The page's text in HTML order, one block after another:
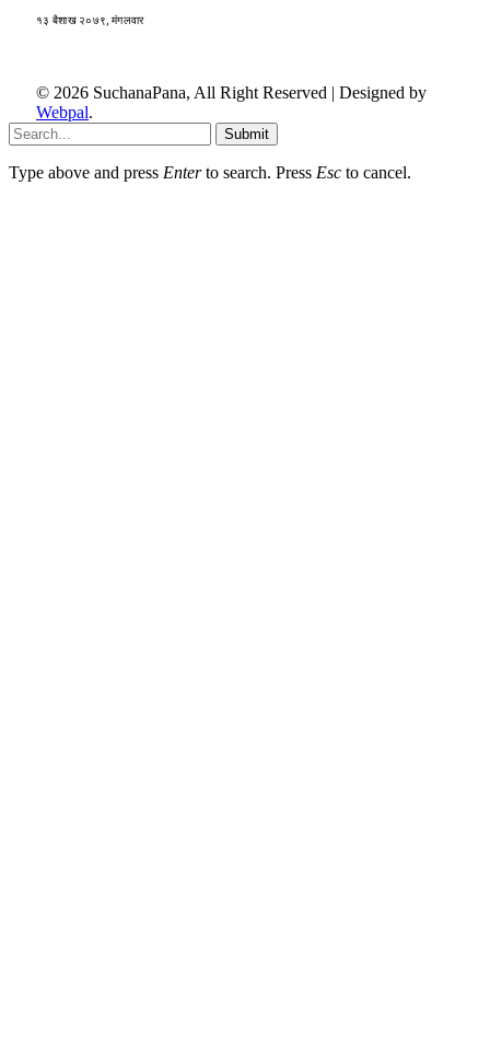
१३ बैशाख २०७९, मंगलवार
© 2026 SuchanaPana, All Right Reserved | Designed by
Webpal.
Submit
Type above and press Enterto search. Press Esc to cancel.